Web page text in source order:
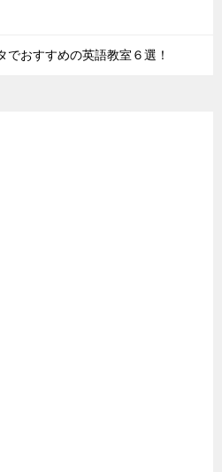
でおすすめの英語教室６選！